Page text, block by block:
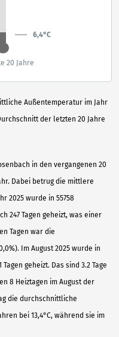
Außentemperatur im Jahr
der letzten 20 Jahre
in den vergangenen 20
Dabei betrug die mittlere
2025 wurde in 55758
247 Tagen geheizt, was einer
Tagen war die
Im August 2025 wurde in
geheizt. Das sind 3.2 Tage
8 Heiztagen im August der
die durchschnittliche
bei 13,4°C, während sie im
6,4°C
20 Jahre